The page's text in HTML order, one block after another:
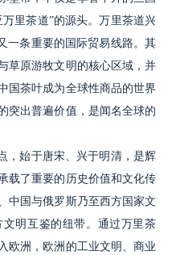
里茶道”的源头。万里茶道兴
一条重要的国际贸易线路。其
草原游牧文明的核心区域，并
国茶叶成为全球性商品的世界
突出普遍价值，是闻名全球的
，始于唐宋、兴于明清，是辉
载了重要的历史价值和文化传
中国与俄罗斯乃至西方国家文
明互鉴的纽带。通过万里茶
欧洲，欧洲的工业文明、商业